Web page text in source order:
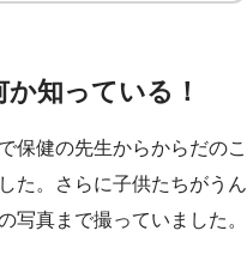
知っている！
保健の先生からからだのこ
た。さらに子供たちがうん
写真まで撮っていました。